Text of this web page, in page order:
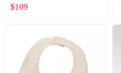
$109